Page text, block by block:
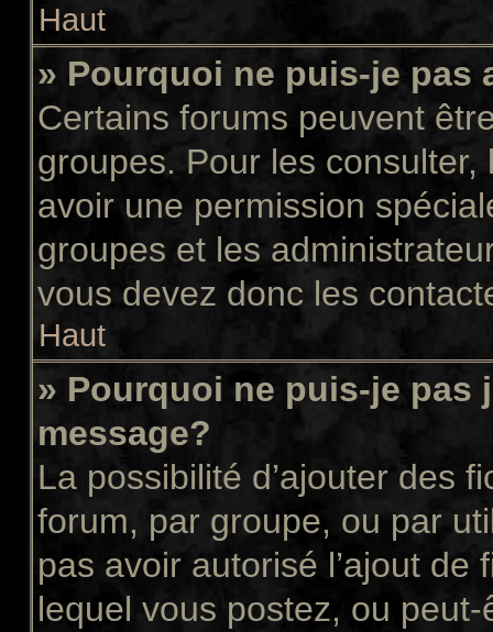
Haut
» Pourquoi ne puis-je pas
Certains forums peuvent
groupes. Pour les
avoir une permission
groupes et les
vous devez donc les
Haut
» Pourquoi ne puis-je pas
message?
La possibilité d’ajouter des
forum, par groupe, ou par
pas avoir autorisé l’ajout
lequel vous postez, ou